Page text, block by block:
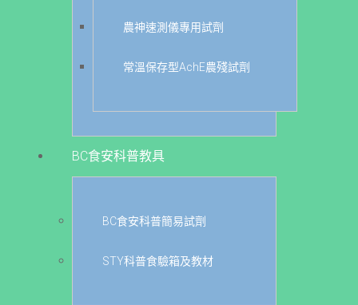
農神速測儀專用試劑
常溫保存型AchE農殘試劑
BC食安科普教具
BC食安科普簡易試劑
STY科普食驗箱及教材